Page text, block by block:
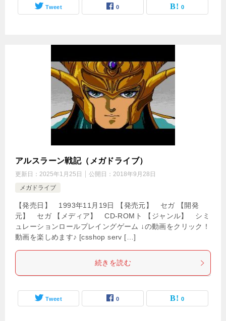
Tweet 0 0
アルスラーン戦記（メガドライブ）
更新日： 2025年1月25日 公開日： 2018年9月28日
メガドライブ
【発売日】 1993年11月19日 【発売元】 セガ 【開発
元】 セガ 【メディア】 CD-ROMト 【ジャンル】 シミ
ュレーションロールプレイングゲーム ↓の動画をクリック！
動画を楽しめます♪ [csshop serv […]
続きを読む
Tweet 0 0